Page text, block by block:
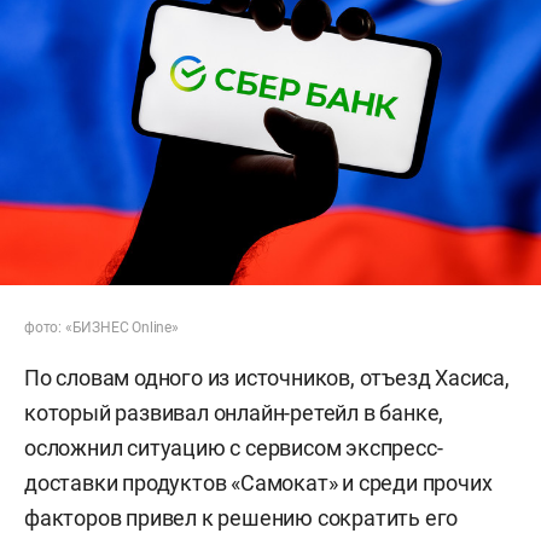
фото: «БИЗНЕС Online»
По словам одного из источников, отъезд Хасиса,
который развивал онлайн-ретейл в банке,
осложнил ситуацию с сервисом экспресс-
доставки продуктов «Самокат» и среди прочих
факторов привел к решению сократить его